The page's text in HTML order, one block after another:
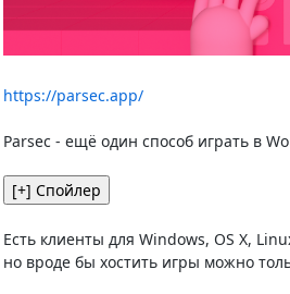
https://parsec.app/
Parsec - ещё один способ играть в
Есть клиенты для Windows, OS X,
но вроде бы хостить игры можно